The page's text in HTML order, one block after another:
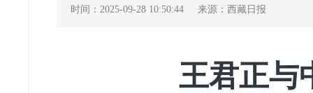
时间：2025-09-28 10:50:44 来源：西藏日报
王君正与